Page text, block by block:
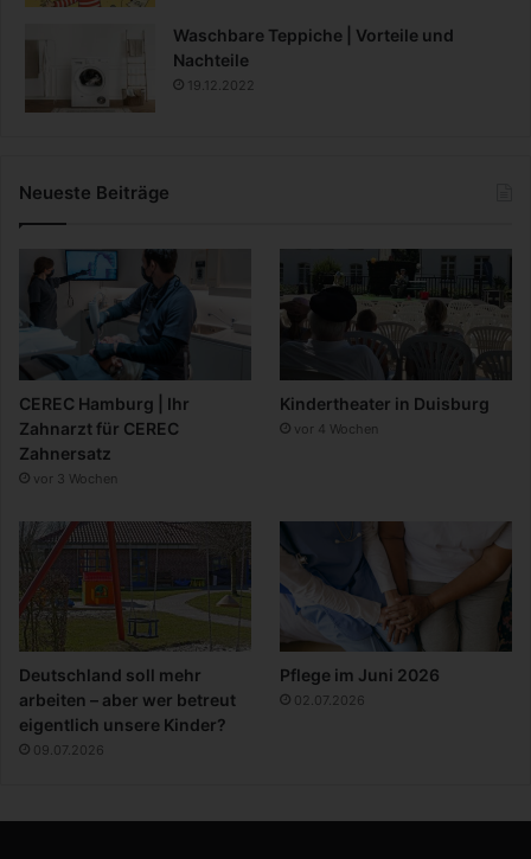
Waschbare Teppiche | Vorteile und
Nachteile
19.12.2022
Neueste Beiträge
CEREC Hamburg | Ihr
Zahnarzt für CEREC
Zahnersatz
vor 3 Wochen
Kindertheater in Duisburg
vor 4 Wochen
Deutschland soll mehr
arbeiten – aber wer betreut
eigentlich unsere Kinder?
09.07.2026
Pflege im Juni 2026
02.07.2026